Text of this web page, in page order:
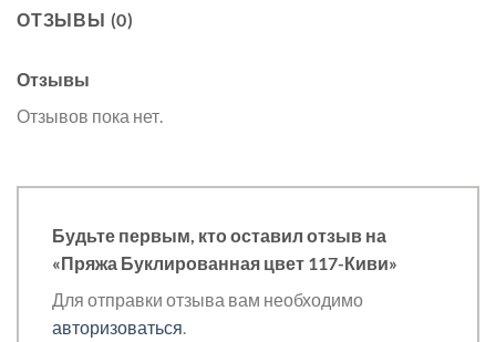
ОТЗЫВЫ (0)
Отзывы
Отзывов пока нет.
Будьте первым, кто оставил отзыв на
«Пряжа Буклированная цвет 117-Киви»
Для отправки отзыва вам необходимо
авторизоваться